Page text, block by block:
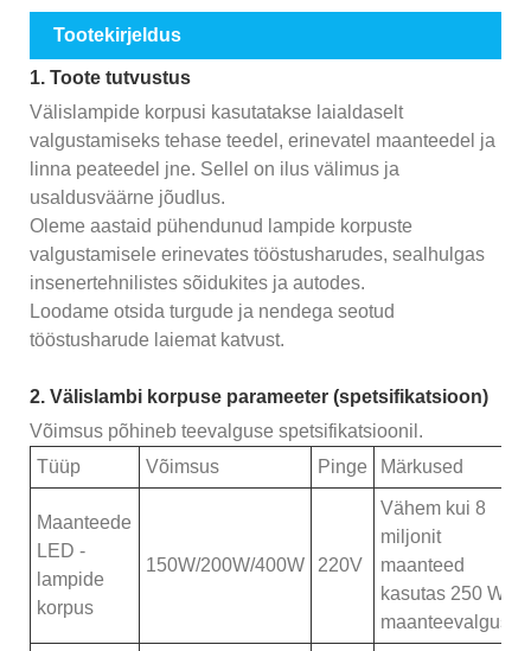
Tootekirjeldus
1. Toote tutvustus
Välislampide korpusi kasutatakse laialdaselt
valgustamiseks tehase teedel, erinevatel maanteedel ja
linna peateedel jne. Sellel on ilus välimus ja
usaldusväärne jõudlus.
Oleme aastaid pühendunud lampide korpuste
valgustamisele erinevates tööstusharudes, sealhulgas
insenertehnilistes sõidukites ja autodes.
Loodame otsida turgude ja nendega seotud
tööstusharude laiemat katvust.
2. Välislambi korpuse parameeter (spetsifikatsioon)
Võimsus põhineb teevalguse spetsifikatsioonil.
Tüüp
Võimsus Pinge Märkused
Maanteede
LED -
lampide
korpus
150W/200W/400W 220V
Vähem kui 8
miljonit
maanteed
kasutas 250 W
maanteevalgustit